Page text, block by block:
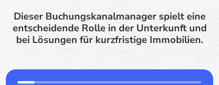
Dieser Buchungskanalmanager spielt eine
entscheidende Rolle in der Unterkunft und
bei Lösungen für kurzfristige Immobilien.